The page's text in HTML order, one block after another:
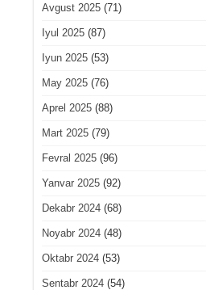
Avgust 2025(71)
Iyul 2025(87)
Iyun 2025(53)
May 2025(76)
Aprel 2025(88)
Mart 2025(79)
Fevral 2025(96)
Yanvar 2025(92)
Dekabr 2024(68)
Noyabr 2024(48)
Oktabr 2024(53)
Sentabr 2024(54)